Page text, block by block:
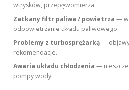
wtrysków, przepływomierza.
Zatkany filtr paliwa / powietrza —
odpowietrzanie układu paliwowego.
Problemy z turbosprężarką—
rekomendacje.
Awaria układu chłodzenia —
pompy wody.